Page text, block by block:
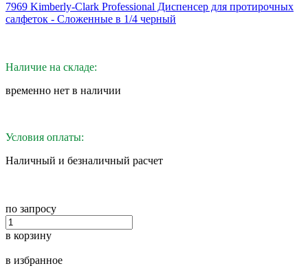
7969 Kimberly-Clark Professional Диспенсер для протирочных
салфеток - Сложенные в 1/4 черный
Наличие на складе:
временно нет в наличии
Условия оплаты:
Наличный и безналичный расчет
по запросу
в корзину
в избранное